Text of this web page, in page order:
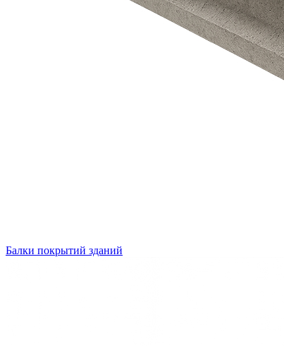
Балки покрытий зданий